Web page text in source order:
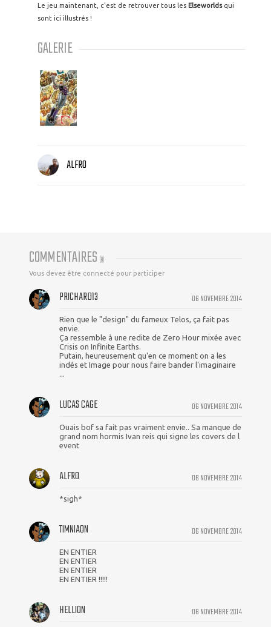
Le jeu maintenant, c'est de retrouver tous les Elseworldsqui
sont ici illustrés !
GALERIE
ALFRO
COMMENTAIRES (8)
Vous devez être connecté pour participer
06 NOVEMBRE 2014
PRICHARD13
Rien que le "design" du fameux Telos, ça fait pas
envie.
Ça ressemble à une redite de Zero Hour mixée avec
Crisis on Infinite Earths.
Putain, heureusement qu'en ce moment on a les
indés et Image pour nous faire bander l'imaginaire
...
06 NOVEMBRE 2014
LUCAS CAGE
Ouais bof sa fait pas vraiment envie.. Sa manque de
grand nom hormis Ivan reis qui signe les covers de l
event
06 NOVEMBRE 2014
ALFRO
*sigh*
06 NOVEMBRE 2014
TIMNIAON
EN ENTIER
EN ENTIER
EN ENTIER
EN ENTIER !!!!!
06 NOVEMBRE 2014
HELLION